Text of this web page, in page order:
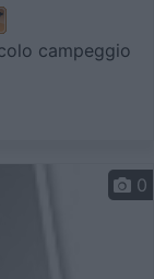
campeggio
0